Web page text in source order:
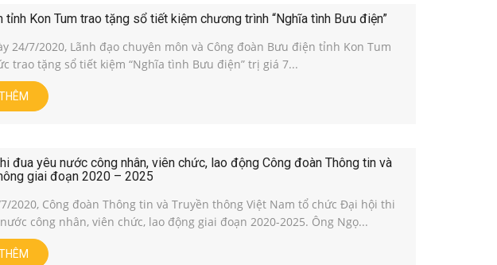
tỉnh Kon Tum trao tặng sổ tiết kiệm chương trình “Nghĩa tình Bưu điện”
24/7/2020, Lãnh đạo chuyên môn và Công đoàn Bưu điện tỉnh Kon Tum
trao tặng sổ tiết kiệm “Nghĩa tình Bưu điện” trị giá 7...
đua yêu nước công nhân, viên chức, lao động Công đoàn Thông tin và
giai đoạn 2020 – 2025
2020, Công đoàn Thông tin và Truyền thông Việt Nam tổ chức Đại hội thi
công nhân, viên chức, lao động giai đoạn 2020-2025. Ông Ngọ...